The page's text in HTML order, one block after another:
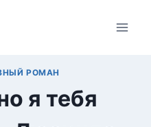
РОМАН
я тебя